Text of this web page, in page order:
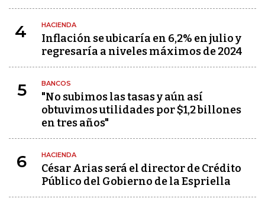
4 HACIENDA
Inflación se ubicaría en 6,2% en julio y
regresaría a niveles máximos de 2024
5 BANCOS
"No subimos las tasas y aún así
obtuvimos utilidades por $1,2 billones
en tres años"
6 HACIENDA
César Arias será el director de Crédito
Público del Gobierno de la Espriella